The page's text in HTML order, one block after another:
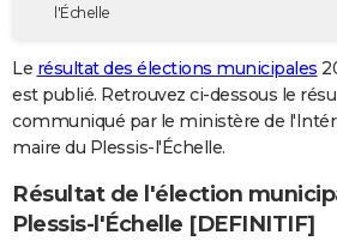
Destinations
City break
Voyage nature
Voyage de noces
Forum
GUIDES D'ACHAT
BONS PLANS
Carte de Noël
Carte Bonne année
Carte Saint-Valentin
Carte Pâques
Carte d'anniversaire
DICTIONNAIRE
l'Échelle
Le résultat des élections municipales
est publié. Retrouvez ci-dessous le
communiqué par le ministère de
maire du Plessis-l'Échelle.
Résultat de l'élection
Plessis-l'Échelle [DEFINITIF]